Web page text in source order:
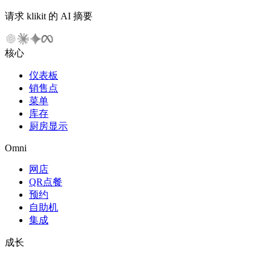
请求 klikit 的 AI 摘要
核心
仪表板
销售点
菜单
库存
厨房显示
Omni
网店
QR点餐
预约
自助机
集成
成长